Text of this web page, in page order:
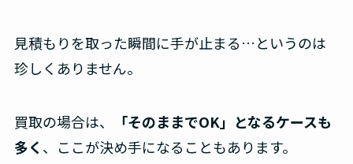
見積もりを取った瞬間に手が止まる…というのは
珍しくありません。
買取の場合は、
「そのままでOK」となるケースも
多く 、ここが決め手になることもあります。